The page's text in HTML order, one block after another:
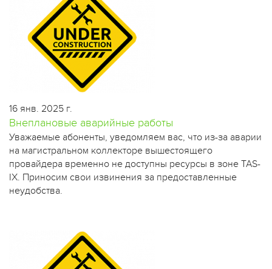
16 янв. 2025 г.
Внеплановые аварийные работы
​Уважаемые абоненты, уведомляем вас, что из-за аварии
на магистральном коллекторе вышестоящего
провайдера временно не доступны ресурсы в зоне TAS-
IX. Приносим свои извинения за предоставленные
неудобства.